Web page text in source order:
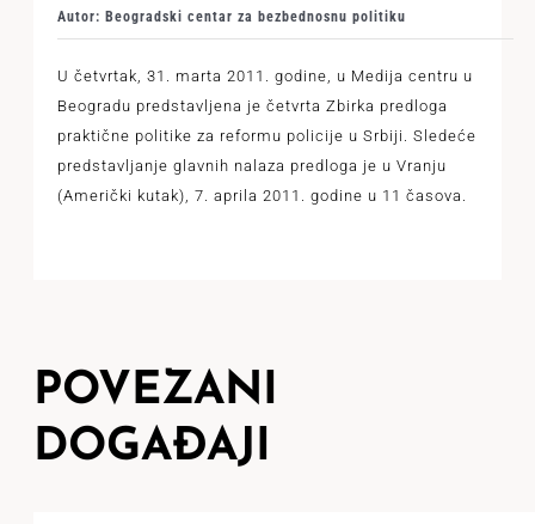
Autor: Beogradski centar za bezbednosnu politiku
U četvrtak, 31. marta 2011. godine, u Medija centru u
Beogradu predstavljena je četvrta Zbirka predloga
praktične politike za reformu policije u Srbiji. Sledeće
predstavljanje glavnih nalaza predloga je u Vranju
(Američki kutak), 7. aprila 2011. godine u 11 časova.
POVEZANI
DOGAĐAJI